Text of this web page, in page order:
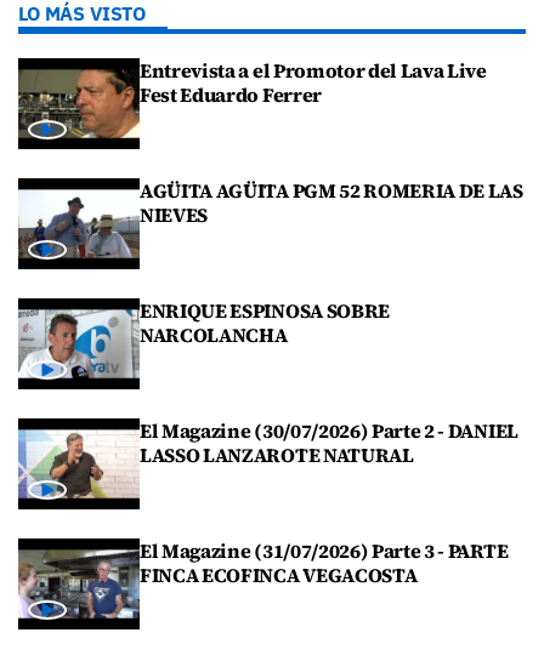
LO MÁS VISTO
Entrevista a el Promotor del Lava Live
Fest Eduardo Ferrer
AGÜITA AGÜITA PGM 52 ROMERIA DE LAS
NIEVES
ENRIQUE ESPINOSA SOBRE
NARCOLANCHA
El Magazine (30/07/2026) Parte 2 - DANIEL
LASSO LANZAROTE NATURAL
El Magazine (31/07/2026) Parte 3 - PARTE
FINCA ECOFINCA VEGACOSTA